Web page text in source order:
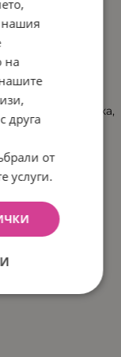
се отделно),
легло в
ниво на
решетка,
решетка),
2 Me към
заедно
лесно се
годишна
голямо,
за да
нашия
на
друга
от
услуги.